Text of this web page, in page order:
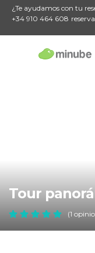
¿Te ayudamos con tu
+34 910 464 608
Tour
(1